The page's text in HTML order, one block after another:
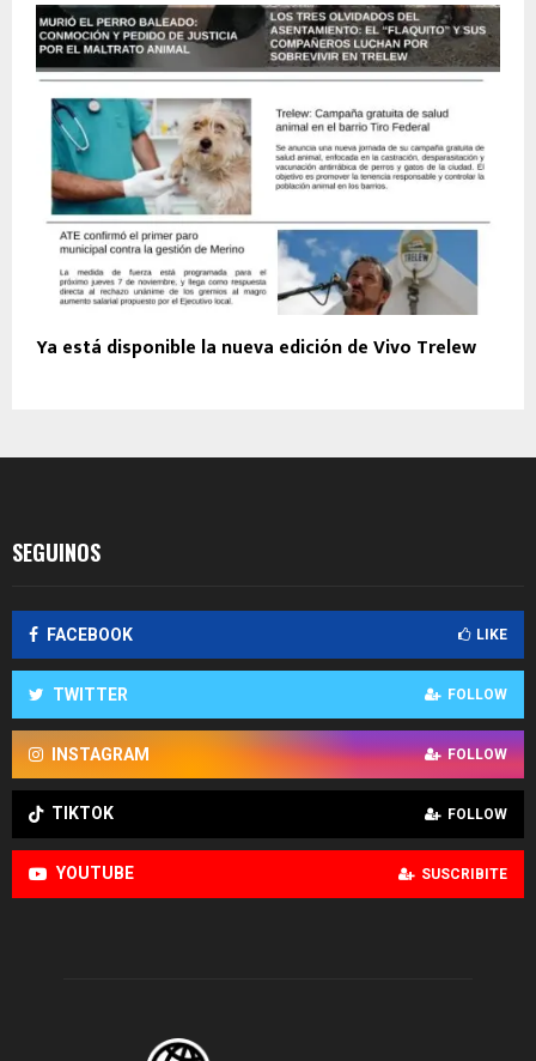
Ya está disponible la nueva edición de Vivo Trelew
SEGUINOS
FACEBOOK LIKE
TWITTER FOLLOW
INSTAGRAM FOLLOW
TIKTOK FOLLOW
YOUTUBE SUSCRIBITE